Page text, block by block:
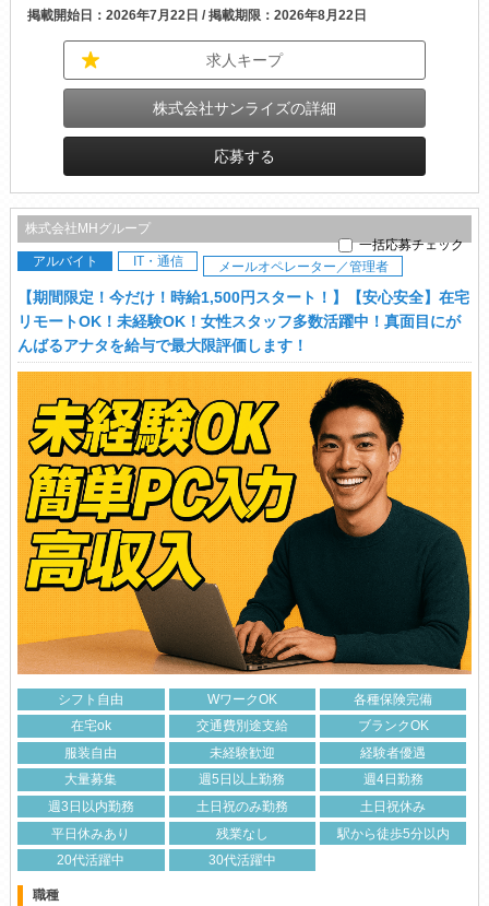
掲載開始日：2026年7月22日 / 掲載期限：2026年8月22日
求人キープ
株式会社サンライズの詳細
応募する
株式会社MHグループ
一括応募チェック
アルバイト
IT・通信 メールオペレーター／管理者
【期間限定！今だけ！時給1,500円スタート！】【安心安全】在宅
リモートOK！未経験OK！女性スタッフ多数活躍中！真面目にが
んばるアナタを給与で最大限評価します！
シフト自由 WワークOK
各種保険完備
在宅ok
交通費別途支給
ブランクOK
服装自由
未経験歓迎
経験者優遇
大量募集
週5日以上勤務
週4日勤務
週3日以内勤務
土日祝のみ勤務
土日祝休み
平日休みあり
残業なし
駅から徒歩5分以内
20代活躍中
30代活躍中
職種